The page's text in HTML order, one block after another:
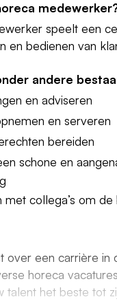
speelt een
en bedienen van
andere
en adviseren
en serveren
bereiden
schone en
met collega’s om
over een carrière in
horeca
talent het beste tot